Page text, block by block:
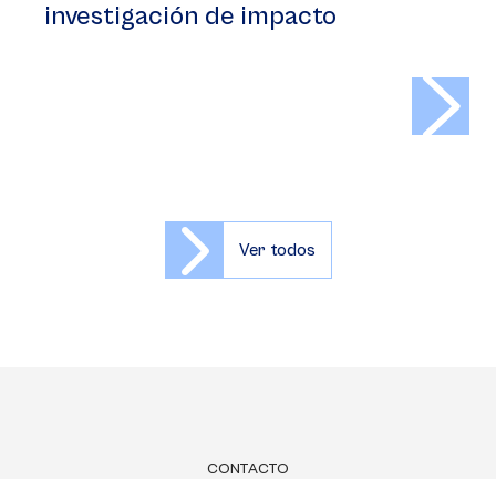
investigación de impacto
Ver todos
CONTACTO